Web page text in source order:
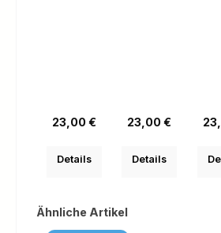
Regulärer Preis:
23,00 €
Details
Regulärer Preis:
23,00 €
Details
Produktgalerie überspringen
Ähnliche Artikel